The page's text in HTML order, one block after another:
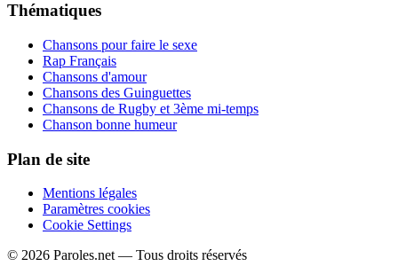
Thématiques
Chansons pour faire le sexe
Rap Français
Chansons d'amour
Chansons des Guinguettes
Chansons de Rugby et 3ème mi-temps
Chanson bonne humeur
Plan de site
Mentions légales
Paramètres cookies
Cookie Settings
© 2026 Paroles.net — Tous droits réservés